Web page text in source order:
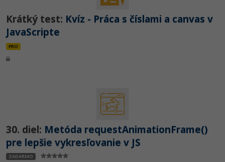
Krátký test: Kvíz - Práca s číslami a canvas v
JavaScripte
PRO
30. diel: Metóda requestAnimationFrame()
pre lepšie vykresľovanie v JS
ZADARMO